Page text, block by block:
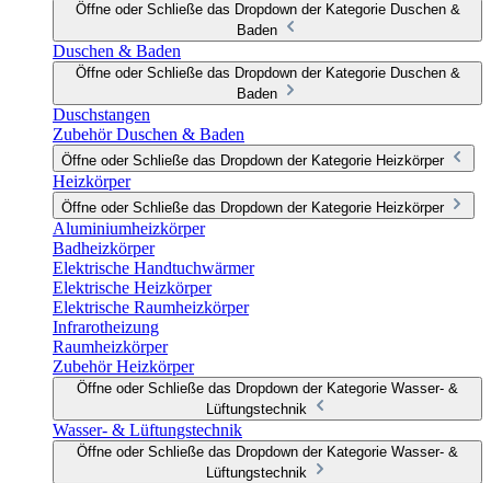
Öffne oder Schließe das Dropdown der Kategorie Duschen &
Baden
Duschen & Baden
Öffne oder Schließe das Dropdown der Kategorie Duschen &
Baden
Duschstangen
Zubehör Duschen & Baden
Öffne oder Schließe das Dropdown der Kategorie Heizkörper
Heizkörper
Öffne oder Schließe das Dropdown der Kategorie Heizkörper
Aluminiumheizkörper
Badheizkörper
Elektrische Handtuchwärmer
Elektrische Heizkörper
Elektrische Raumheizkörper
Infrarotheizung
Raumheizkörper
Zubehör Heizkörper
Öffne oder Schließe das Dropdown der Kategorie Wasser- &
Lüftungstechnik
Wasser- & Lüftungstechnik
Öffne oder Schließe das Dropdown der Kategorie Wasser- &
Lüftungstechnik